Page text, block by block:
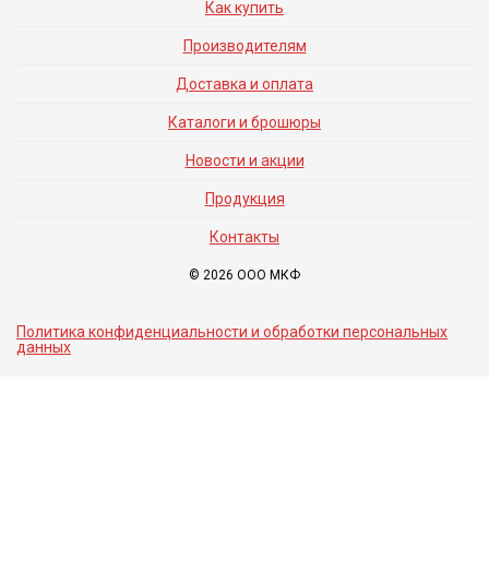
Как купить
Производителям
Доставка и оплата
Каталоги и брошюры
Новости и акции
Продукция
Контакты
© 2026 ООО МКФ
Политика конфиденциальности и обработки персональных
данных